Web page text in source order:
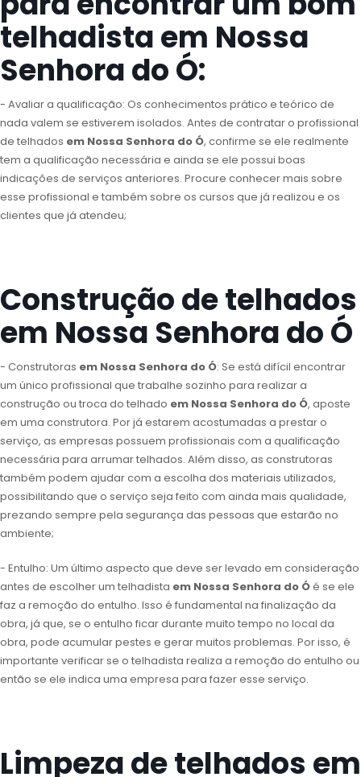
telhadista em Nossa
Senhora do Ó:
- Avaliar a qualificação: Os conhecimentos prático e teórico de
nada valem se estiverem isolados. Antes de contratar o profissional
de telhados em Nossa Senhora do Ó, confirme se ele realmente
tem a qualificação necessária e ainda se ele possui boas
indicações de serviços anteriores. Procure conhecer mais sobre
esse profissional e também sobre os cursos que já realizou e os
clientes que já atendeu;
Construção de telhados
em Nossa Senhora do Ó
- Construtoras em Nossa Senhora do Ó: Se está difícil encontrar
um único profissional que trabalhe sozinho para realizar a
construção ou troca do telhado em Nossa Senhora do Ó, aposte
em uma construtora. Por já estarem acostumadas a prestar o
serviço, as empresas possuem profissionais com a qualificação
necessária para arrumar telhados. Além disso, as construtoras
também podem ajudar com a escolha dos materiais utilizados,
possibilitando que o serviço seja feito com ainda mais qualidade,
prezando sempre pela segurança das pessoas que estarão no
ambiente;
- Entulho: Um último aspecto que deve ser levado em consideração
antes de escolher um telhadista em Nossa Senhora do Óé se ele
faz a remoção do entulho. Isso é fundamental na finalização da
obra, já que, se o entulho ficar durante muito tempo no local da
obra, pode acumular pestes e gerar muitos problemas. Por isso, é
importante verificar se o telhadista realiza a remoção do entulho ou
então se ele indica uma empresa para fazer esse serviço.
Limpeza de telhados em